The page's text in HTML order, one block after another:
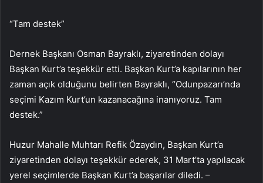
“Tam destek”
Dernek Başkanı Osman Bayraklı, ziyaretinden dolayı
Başkan Kurt’a teşekkür etti. Başkan Kurt’a kapılarının her
zaman açık olduğunu belirten Bayraklı, “Odunpazarı’nda
seçimi Kazım Kurt’un kazanacağına inanıyoruz. Tam
destek.”
Huzur Mahalle Muhtarı Refik Özaydın, Başkan Kurt’a
ziyaretinden dolayı teşekkür ederek, 31 Mart’ta yapılacak
yerel seçimlerde Başkan Kurt’a başarılar diledi. –